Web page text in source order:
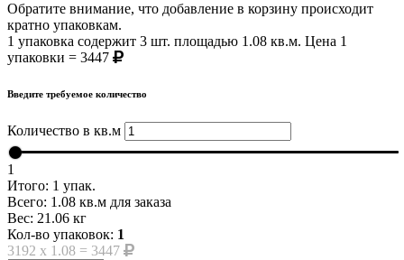
Обратите внимание, что добавление в корзину происходит
кратно упаковкам.
1 упаковка содержит 3 шт. площадью 1.08 кв.м. Цена 1
упаковки = 3447
Введите требуемое количество
Количество в кв.м
1
Итого: 1 упак.
Всего: 1.08 кв.м для заказа
Вес: 21.06 кг
Кол-во упаковок: 1
3192 x 1.08 = 3447